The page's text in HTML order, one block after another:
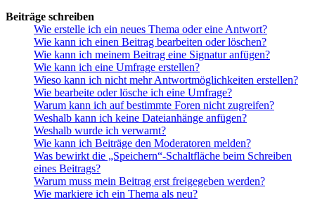
Beiträge schreiben
Wie erstelle ich ein neues Thema oder eine Antwort?
Wie kann ich einen Beitrag bearbeiten oder löschen?
Wie kann ich meinem Beitrag eine Signatur anfügen?
Wie kann ich eine Umfrage erstellen?
Wieso kann ich nicht mehr Antwortmöglichkeiten erstellen?
Wie bearbeite oder lösche ich eine Umfrage?
Warum kann ich auf bestimmte Foren nicht zugreifen?
Weshalb kann ich keine Dateianhänge anfügen?
Weshalb wurde ich verwarnt?
Wie kann ich Beiträge den Moderatoren melden?
Was bewirkt die „Speichern“-Schaltfläche beim Schreiben
eines Beitrags?
Warum muss mein Beitrag erst freigegeben werden?
Wie markiere ich ein Thema als neu?